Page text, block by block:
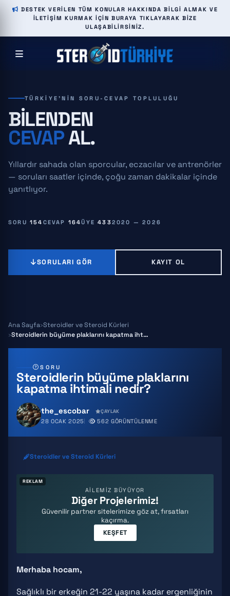
DESTEK VERILEN TÜM KONULAR HAKKINDA BILGI ALMAK VE
ILETIŞIM KURMAK IÇIN BURAYA TIKLAYARAK BIZE
ULAŞABILIRSINIZ.
TÜRKIYE'NIN SORU-CEVAP TOPLULUĞU
BILENDEN
CEVAPAL.
Yıllardır sahada olan sporcular, eczacılar ve antrenörler
— soruları saatler içinde, çoğu zaman dakikalar içinde
yanıtlıyor.
SORU 154 CEVAP 164ÜYE4332020 — 2026
SORULARI GÖR KAYIT OL
Ana Sayfa Steroidler ve Steroid Kürleri
Steroidlerin büyüme plaklarını kapatma ihtimali nedir?
SORU
Steroidlerin büyüme plaklarını
kapatma ihtimali nedir?
the_escobar ÇAYLAK
28 OCAK 2025 562 GÖRÜNTÜLENME
Steroidler ve Steroid Kürleri
REKLAM
AİLEMİZ BÜYÜYOR
Diğer Projelerimiz!
Güvenilir partner sitelerimize göz at, fırsatları
kaçırma.
KEŞFET
Merhaba hocam,
Sağlıklı bir erkeğin 21-22 yaşına kadar ergenliğinin